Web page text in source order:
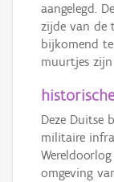
aangelegd.
zijde van de
bijkomend te
muurtjes zijn
Deze Duitse
militaire
omgeving